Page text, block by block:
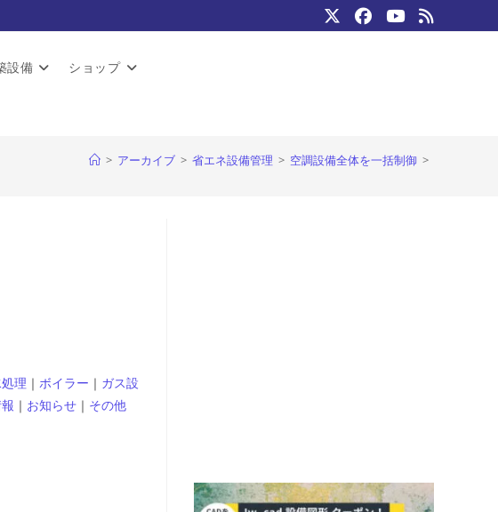
設備 ショップ
> アーカイブ > 省エネ設備管理 > 空調設備全体を一括制御 >
理 ｜ ボイラー ｜ ガス設
｜ お知らせ ｜ その他